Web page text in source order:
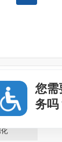
站
您需
务吗